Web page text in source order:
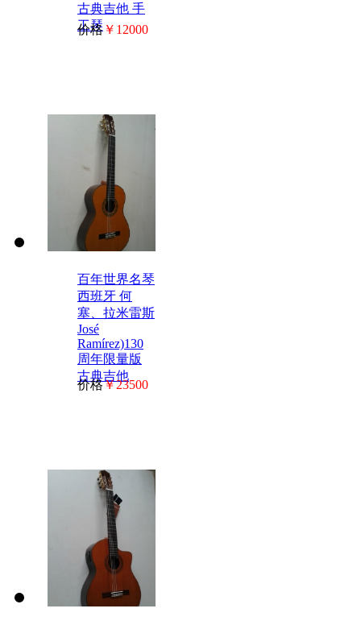
古典吉他 手
工琴
价格 ￥12000
百年世界名琴
西班牙 何
塞、拉米雷斯
José
Ramírez)130
周年限量版
古典吉他
价格￥23500